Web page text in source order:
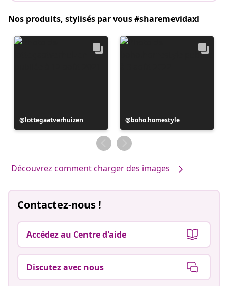
Nos produits, stylisés par vous #sharemevidaxl
Publication
publiée
lottegaatverhuizen
Publication
publiée
par
boho.homestyle
Découvrez comment charger des images
Contactez-nous !
Accédez au Centre d'aide
Discutez avec nous